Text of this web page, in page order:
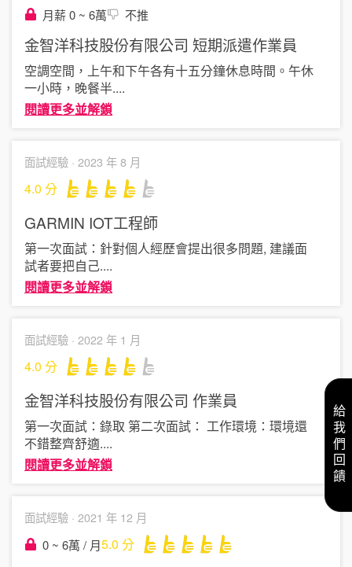
月薪 0 ~ 6萬
不推
金智洋科技股份有限公司 短期派遣作業員
空調空間，上午和下午各有十五分鐘休息時間。午休
一小時，晚餐半....
閱讀更多並解鎖
面試經驗 · 2023 年 8 月
4.0 分
GARMIN IOT工程師
第一次面試：針對個人經歷會提出很多問題, 建議面
試者要把自己....
閱讀更多並解鎖
面試經驗 · 2022 年 1 月
4.0 分
金智洋科技股份有限公司 作業員
第一次面試：錄取 第二次面試： 工作環境：環境還
不錯整齊舒適....
閱讀更多並解鎖
面試經驗 · 2021 年 12 月
0 ~ 6萬 / 月5.0 分
給我們回饋